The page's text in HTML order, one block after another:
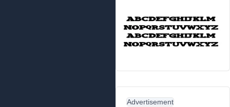
Advertisement